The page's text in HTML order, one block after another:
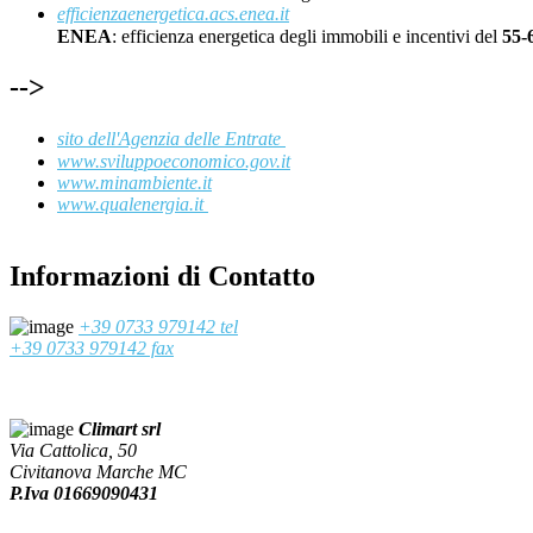
efficienzaenergetica.acs.enea.it
ENEA: efficienza energetica degli immobili e incentivi del 55-
-->
sito dell'Agenzia delle Entrate
www.sviluppoeconomico.gov.it
www.minambiente.it
www.qualenergia.it
Informazioni di Contatto
+39 0733 979142 tel
+39 0733 979142 fax
Climart srl
Via Cattolica, 50
Civitanova Marche MC
P.Iva 01669090431